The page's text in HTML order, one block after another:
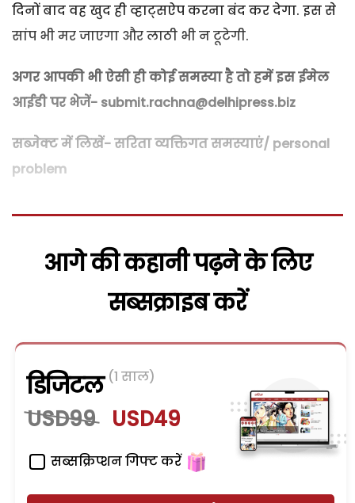
दिनों बाद वह खुद ही व्हाट्सऐप करना बंद कर देगा. इस से
सांप भी मर जाएगा और लाठी भी न टूटेगी.
अगर आपकी भी ऐसी ही कोई समस्या है तो हमें इस ईमेल
आईडी पर भेजें- submit.rachna@delhipress.biz
सब्जेक्ट में लिखें- सरिता व्यक्तिगत समस्याएं/ personal
problem
आगे की कहानी पढ़ने के लिए
सब्सक्राइब करें
डिजिटल (1 साल)
USD99 USD49
सब्सक्रिप्शन गिफ्ट करें